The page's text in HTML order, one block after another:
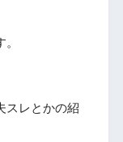
スレとかの紹